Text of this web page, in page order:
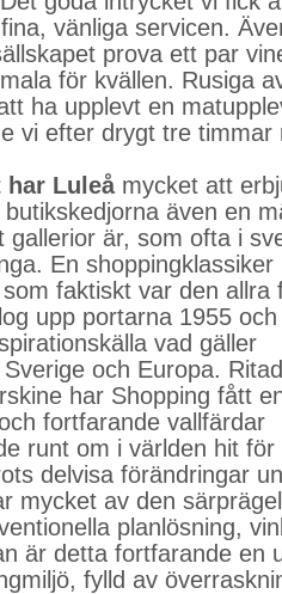
vänliga servicen.
prova ett par
för kvällen. Rusiga
ha upplevt en
vi efter drygt tre timmar
har Luleåmycket att
även en
gallerior är, som ofta i
En shoppingklassiker
faktiskt var den allra
upp portarna 1955
vad gäller
och Europa.
har Shopping fått
fortfarande vallfärdar
runt om i världen hit
delvisa förändringar
mycket av den
planlösning,
är detta fortfarande en
fylld av